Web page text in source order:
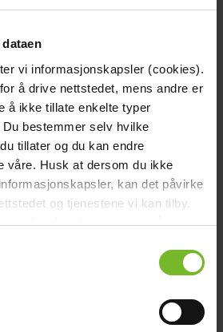
vi informasjonskapsler (cookies).
å drive nettstedet, mens andre er
å ikke tillate enkelte typer
bestemmer selv hvilke
tillater og du kan endre
våre. Husk at dersom du ikke
kan det påvirke
og tjenestene vi kan tilby.
her. Les mer om våre